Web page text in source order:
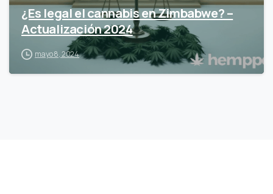
¿Es legal el cannabis en Zimbabwe? –
Actualización 2024
mayo 8, 2024